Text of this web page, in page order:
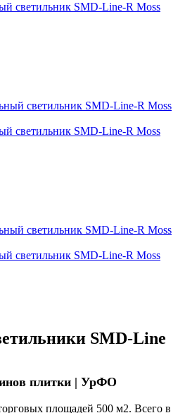
светильник SMD-Line-R Moss
светильник SMD-Line-R Moss
светильник SMD-Line-R Moss
SMD-Line
плитки | УрФО
площадей 500 м2. Всего в